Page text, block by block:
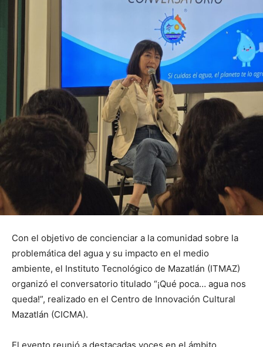
Con el objetivo de concienciar a la comunidad sobre la
problemática del agua y su impacto en el medio
ambiente, el Instituto Tecnológico de Mazatlán (ITMAZ)
organizó el conversatorio titulado “¡Qué poca… agua nos
queda!”, realizado en el Centro de Innovación Cultural
Mazatlán (CICMA).